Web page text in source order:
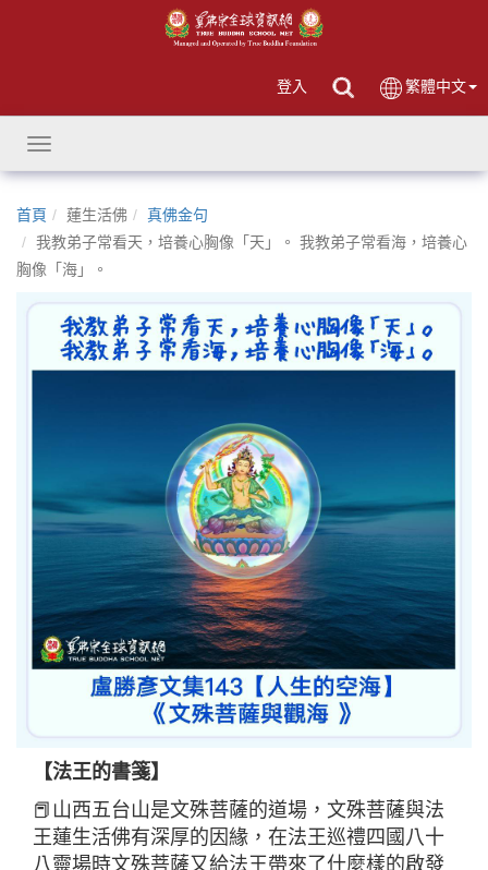
登入 繁體中文
Toggle
navigation
首頁 蓮生活佛
真佛金句
我教弟子常看天，培養心胸像「天」。 我教弟子常看海，培養心
胸像「海」。
【法王的書箋】
📕山西五台山是文殊菩薩的道場，文殊菩薩與法
王蓮生活佛有深厚的因緣，在法王巡禮四國八十
八靈場時文殊菩薩又給法王帶來了什麼樣的啟發